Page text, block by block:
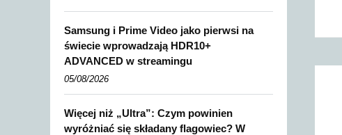
Samsung i Prime Video jako pierwsi na
świecie wprowadzają HDR10+
ADVANCED w streamingu
05/08/2026
Więcej niż „Ultra”: Czym powinien
wyróżniać się składany flagowiec? W